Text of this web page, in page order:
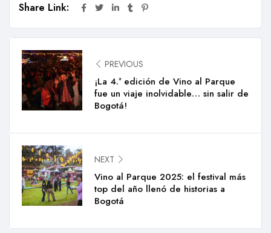
Share Link:
PREVIOUS
¡La 4.ª edición de Vino al Parque
fue un viaje inolvidable… sin salir de
Bogotá!
NEXT
Vino al Parque 2025: el festival más
top del año llenó de historias a
Bogotá